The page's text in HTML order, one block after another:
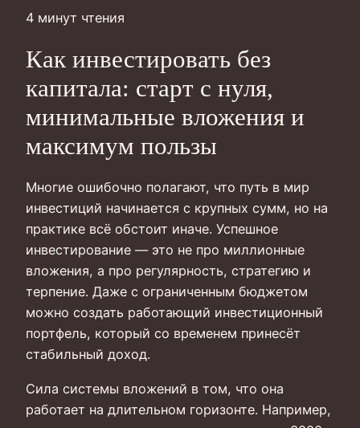
4 минут чтения
Как инвестировать без
капитала: старт с нуля,
минимальные вложения и
максимум пользы
Многие ошибочно полагают, что путь в мир
инвестиций начинается с крупных сумм, но на
практике всё обстоит иначе. Успешное
инвестирование — это не про миллионные
вложения, а про регулярность, стратегию и
терпение. Даже с ограниченным бюджетом
можно создать работающий инвестиционный
портфель, который со временем принесёт
стабильный доход.
Сила системы вложений в том, что она
работает на длительном горизонте. Например,